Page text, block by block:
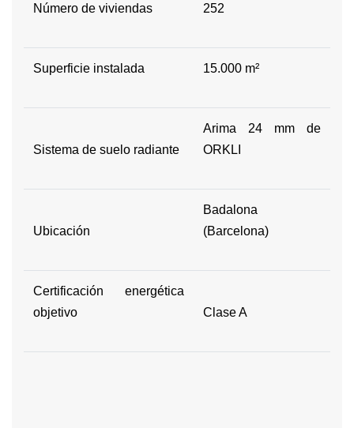
Número de viviendas 252
Superficie instalada 15.000 m²
Sistema de suelo radiante
Arima 24 mm de
ORKLI
Ubicación
Badalona
(Barcelona)
Certificación energética
objetivo
Clase A